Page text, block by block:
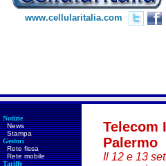
www.cellularitalia.com
Notizie
News
Stampa
Gestori
Rete fissa
Rete mobile
Tariffe
Telecom
Palermo
Il 12 e 13